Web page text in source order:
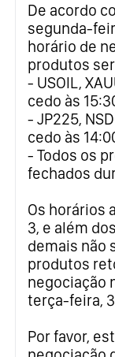
De acordo
segunda-
horário de
produtos
- USOIL,
cedo às
- JP225,
cedo às
- Todos os
fechados
Os horários
3, e além
demais não
produtos
negociação
terça-feira,
Por favor,